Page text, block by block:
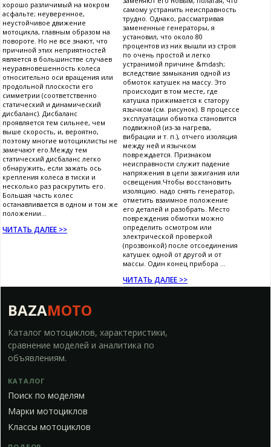
хорошо различимый на мокром
асфальте; неуверенное,
неустойчивое движение
мотоцикла, главным образом на
повороте. Но не все знают, что
причиной этих неприятностей
является в большинстве случаев
неуравновешенность колеса
относительно оси вращения или
продольной плоскости его
симметрии (соответственно
статический и динамический
дисбаланс). Дисбаланс
проявляется тем сильнее, чем
выше скорость, и, вероятно,
поэтому многие мотоциклисты не
замечают его.Между тем
статический дисбаланс легко
обнаружить, если зажать ось
крепления колеса в тиски и
несколько раз раскрутить его.
Большая часть колес
останавливается в одном и том же
положении...
ЧИТАТЬ ДАЛЕЕ >>
самому устранить неисправность
трудно. Однако, рассматривая
замененные генераторы, я
установил, что около 80
процентов из них вышли из строя
по очень простой и легко
устранимой причине &mdash;
вследствие замыкания одной из
обмоток катушек на массу. Это
происходит в том месте, где
катушка прижимается к статору
язычком (см. рисунок). В процессе
эксплуатации обмотка становится
подвижной (из-за нагрева,
вибрации и т. п.), отчего изоляция
между ней и язычком
повреждается. Признаком
неисправности служит падение
напряжения в цепи зажигания или
освещения.Чтобы восстановить
изоляцию. надо снять генератор,
отметить взаимное положение
его деталей и разобрать. Место
повреждения обмотки можно
определить осмотром или
электрической проверкой
(прозвонкой) после отсоединения
катушек одной от другой и от
массы. Один конец прибора ...
ЧИТАТЬ ДАЛЕЕ >>
BAZAMOTO
Каталог мотоциклов, характеристики,
сравнение моделей и аналитика по
объявлениям.
КАТАЛОГ
Поиск по моделям
Марки мотоциклов
Классы мотоциклов